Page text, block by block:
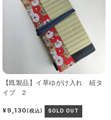
【既製品】イ草ゆがけ入れ 紐タ
イプ 2
¥9,130(税込) SOLD OUT